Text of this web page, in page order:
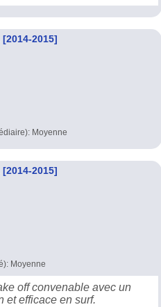
2015]
Moyenne
2015]
Moyenne
off convenable avec un
et efficace en surf.